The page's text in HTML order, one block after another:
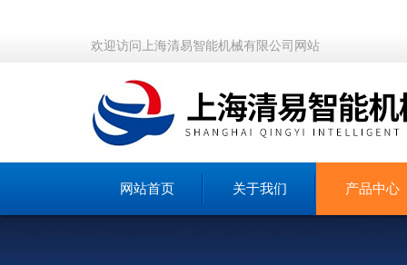
欢迎访问上海清易智能机械有限公司网站
网站首页 关于我们 产品中心